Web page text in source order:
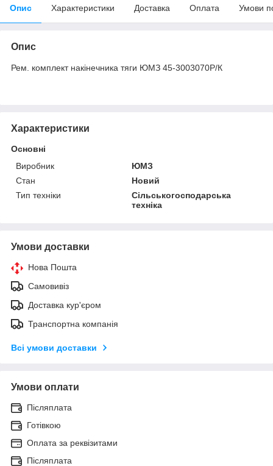
Опис Характеристики Доставка Оплата Умови
Опис
Рем. комплект накінечника тяги ЮМЗ 45-3003070Р/К
Характеристики
Основні
Виробник
ЮМЗ
Стан
Новий
Тип техніки
Сільськогосподарська
техніка
Умови доставки
Нова Пошта
Самовивіз
Доставка кур'єром
Транспортна компанія
Всі умови доставки
Умови оплати
Післяплата
Готівкою
Оплата за реквізитами
Післяплата